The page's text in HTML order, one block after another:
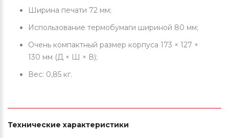
Ширина печати 72 мм;
Использование термобумаги шириной 80 мм;
Очень компактный размер корпуса 173 × 127 ×
130 мм (Д × Ш × В);
Вес: 0,85 кг.
Технические характеристики